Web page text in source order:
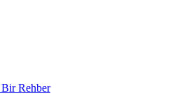
Bir Rehber